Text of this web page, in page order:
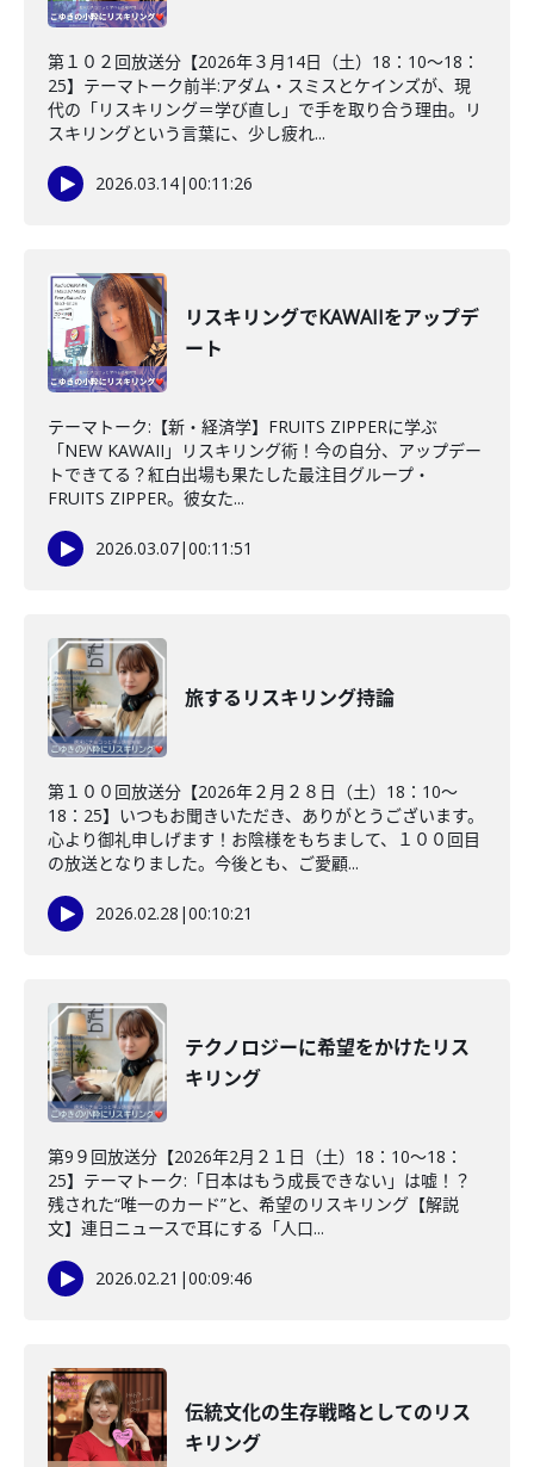
第１０２回放送分【2026年３月14日（土）18：10～18：
25】テーマトーク前半:アダム・スミスとケインズが、現
代の「リスキリング＝学び直し」で手を取り合う理由。リ
スキリングという言葉に、少し疲れ...
2026.03.14|00:11:26
リスキリングでKAWAIIをアップデ
ート
テーマトーク:【新・経済学】FRUITS ZIPPERに学ぶ
「NEW KAWAII」リスキリング術！今の自分、アップデー
トできてる？紅白出場も果たした最注目グループ・
FRUITS ZIPPER。彼女た...
2026.03.07|00:11:51
旅するリスキリング持論
第１００回放送分【2026年２月２８日（土）18：10～
18：25】いつもお聞きいただき、ありがとうございます。
心より御礼申しげます！お陰様をもちまして、１００回目
の放送となりました。今後とも、ご愛顧...
2026.02.28 |00:10:21
テクノロジーに希望をかけたリス
キリング
第9９回放送分【2026年2月２１日（土）18：10～18：
25】テーマトーク:「日本はもう成長できない」は嘘！？
残された“唯一のカード”と、希望のリスキリング【解説
文】連日ニュースで耳にする「人口...
2026.02.21 |00:09:46
伝統文化の生存戦略としてのリス
キリング